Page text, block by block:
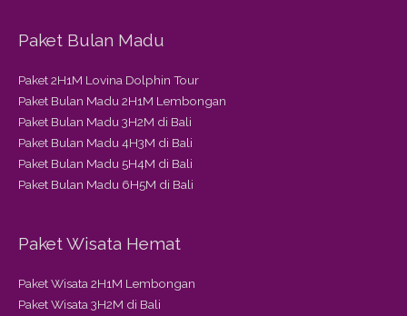
Paket Bulan Madu
Paket 2H1M Lovina Dolphin Tour
Paket Bulan Madu 2H1M Lembongan
Paket Bulan Madu 3H2M di Bali
Paket Bulan Madu 4H3M di Bali
Paket Bulan Madu 5H4M di Bali
Paket Bulan Madu 6H5M di Bali
Paket Wisata Hemat
Paket Wisata 2H1M Lembongan
Paket Wisata 3H2M di Bali